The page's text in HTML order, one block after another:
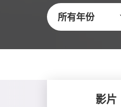
所有年份
影片